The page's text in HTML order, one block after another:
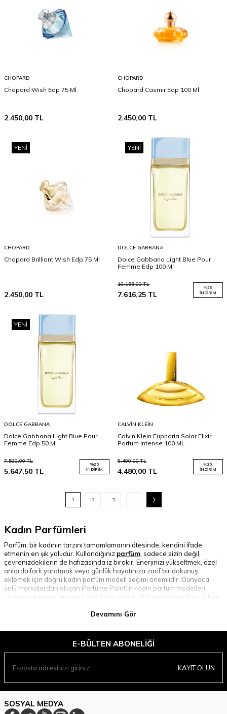
CHOPARD
Chopard Wish Edp 75 Ml
2.450,00 TL
CHOPARD
Chopard Casmir Edp 100 Ml
2.450,00 TL
YENI
CHOPARD
Chopard Brilliant Wish Edp 75 Ml
2.450,00 TL
YENI
DOLCE GABBANA
Dolce Gabbana Light Blue Pour
Femme Edp 100 Ml
10.155,00TL
7.616,25 TL
%25
İNDIRIM
YENI
DOLCE GABBANA
Dolce Gabbana Light Blue Pour
Femme Edp 50 Ml
7.530,00TL
5.647,50 TL
%25
İNDIRIM
CALVIN KLEIN
Calvin Klein Euphoria Solar Elixir
Parfum Intense 100 ML
6.400,00TL
4.480,00 TL
%30
İNDIRIM
1 2 3 …
Kadın Parfümleri
Parfüm, bir kadının tarzını tamamlamanın ötesinde, kendini ifade
etmenin en şık yoludur. Kullandığınız parfüm , sadece sizin değil,
çevrenizdekilerin de hafızasında iz bırakır. Enerjinizi yükseltmek, özel
anlarda fark yaratmak veya günlük hayatınıza zarif bir dokunuş
eklemek için doğru kadın parfüm modeli seçimi önemlidir. Dünyaca
ünlü markalardan oluşan Perfume Point’in kadın parfüm modelleri,
tarzınızı ve kişisel imzanızı ön plana çıkaracak özgün aromaları sizlere
Kadın Parfümlerinde Koku Notaları
Yeşil notalar (nane, yeşil çay, yeşil yaprak)
Orta Notalar:Parfümün karakterini oluşturan, kalıcı ve dikkat çekici
Çiçeksi (gül, yasemin, lavanta, gardenya)
Devamını Gör
E-BÜLTEN ABONELIĞI
KAYIT OLUN
SOSYAL MEDYA